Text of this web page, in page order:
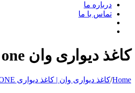
درباره ما
تماس با ما
کاغذ دیواری وان one
Home
/کاغذ دیواری وان | کاغذ دیواری ONE